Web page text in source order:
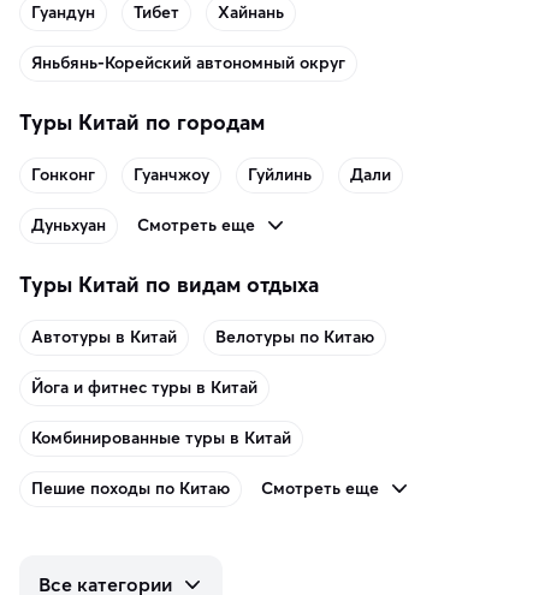
Гуандун Тибет Хайнань
Яньбянь-Корейский автономный округ
Туры Китай по городам
Гонконг Гуанчжоу Гуйлинь Дали
Дуньхуан Смотреть еще
Туры Китай по видам отдыха
Автотуры в Китай Велотуры по Китаю
Йога и фитнес туры в Китай
Комбинированные туры в Китай
Пешие походы по Китаю Смотреть еще
Все категории